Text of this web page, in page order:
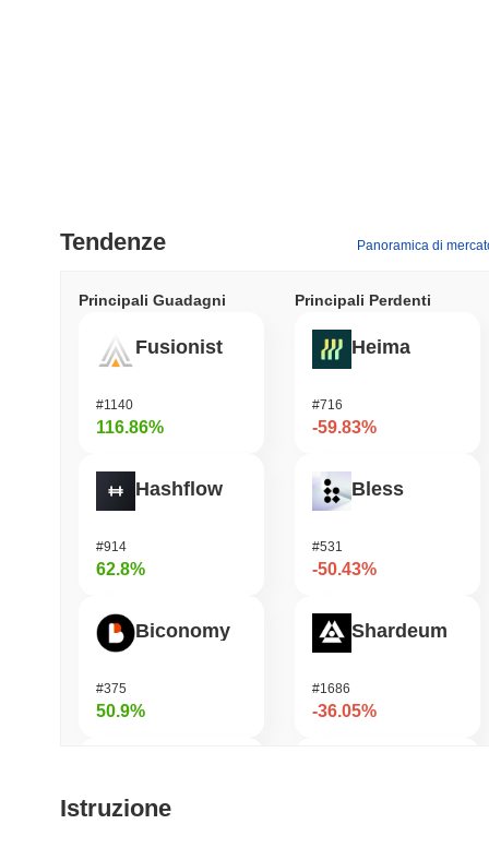
Tendenze Panoramica di
Principali Guadagni
Fusionist
#1140
116.86%
Hashflow
#914
62.8%
Biconomy
#375
50.9%
Principali Perdenti
Heima
#716
-59.83%
Bless
#531
-50.43%
Shardeum
#1686
-36.05%
Istruzione